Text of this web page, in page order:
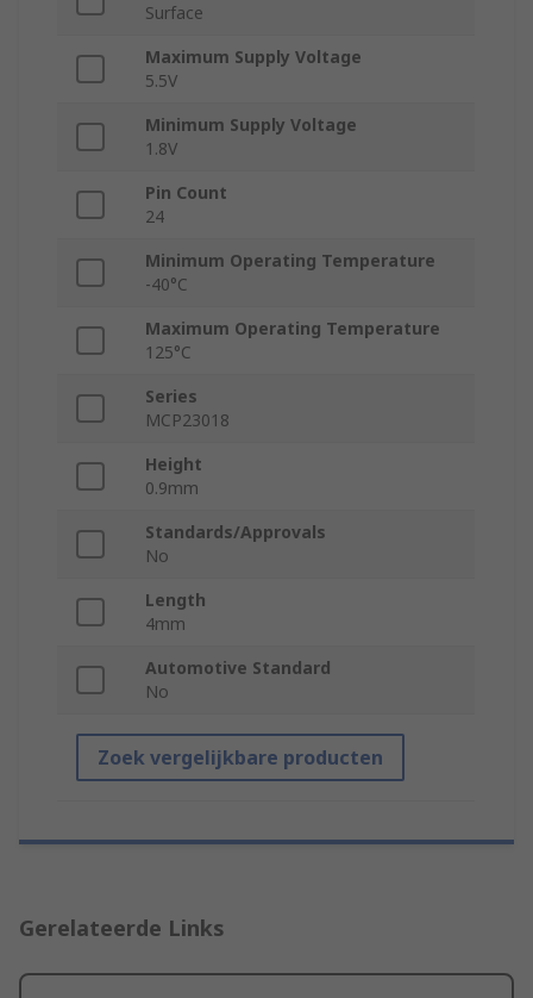
Surface
Maximum Supply Voltage
5.5V
Minimum Supply Voltage
1.8V
Pin Count
24
Minimum Operating Temperature
-40°C
Maximum Operating Temperature
125°C
Series
MCP23018
Height
0.9mm
Standards/Approvals
No
Length
4mm
Automotive Standard
No
Zoek vergelijkbare producten
Gerelateerde Links